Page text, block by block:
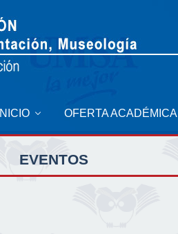
INICIO OFERTA ACADÉMICA
EVENTOS